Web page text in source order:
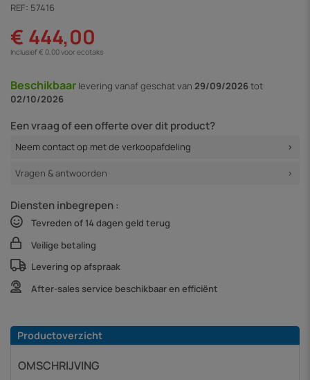
REF: 57416
€ 444,00
Inclusief € 0,00 voor ecotaks
Beschikbaar levering vanafgeschat van 29/09/2026tot
02/10/2026
Een vraag of een offerte over dit product?
Neem contact op met de verkoopafdeling
Vragen & antwoorden
Diensten inbegrepen :
Tevreden of 14 dagen geld terug
Veilige betaling
Levering op afspraak
After-sales service beschikbaar en efficiënt
Productoverzicht
OMSCHRIJVING